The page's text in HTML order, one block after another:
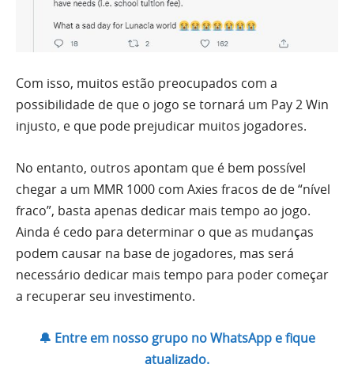
Com isso, muitos estão preocupados com a
possibilidade de que o jogo se tornará um Pay 2 Win
injusto, e que pode prejudicar muitos jogadores.
No entanto, outros apontam que é bem possível
chegar a um MMR 1000 com Axies fracos de de “nível
fraco”, basta apenas dedicar mais tempo ao jogo.
Ainda é cedo para determinar o que as mudanças
podem causar na base de jogadores, mas será
necessário dedicar mais tempo para poder começar
a recuperar seu investimento.
🔔 Entre em nosso grupo no WhatsApp e fique
atualizado.